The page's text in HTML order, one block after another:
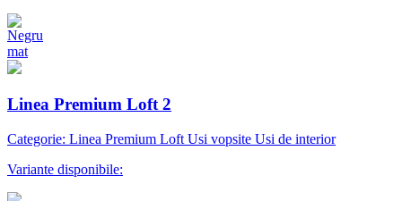
Linea Premium Loft 2
Categorie: Linea Premium Loft Usi vopsite Usi de interior
Variante disponibile: